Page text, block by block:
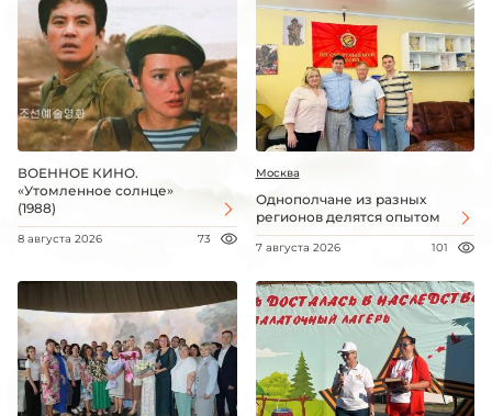
ВОЕННОЕ КИНО.
«Утомленное солнце»
(1988)
8 августа 2026 73
Москва
Однополчане из разных
регионов делятся опытом
7 августа 2026 101